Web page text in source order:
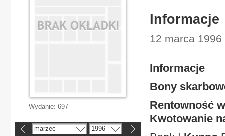
Informacje
12 marca
Informacje
Bony
Rentowność
Kwotowanie
Wydanie: 697
marzec 1996